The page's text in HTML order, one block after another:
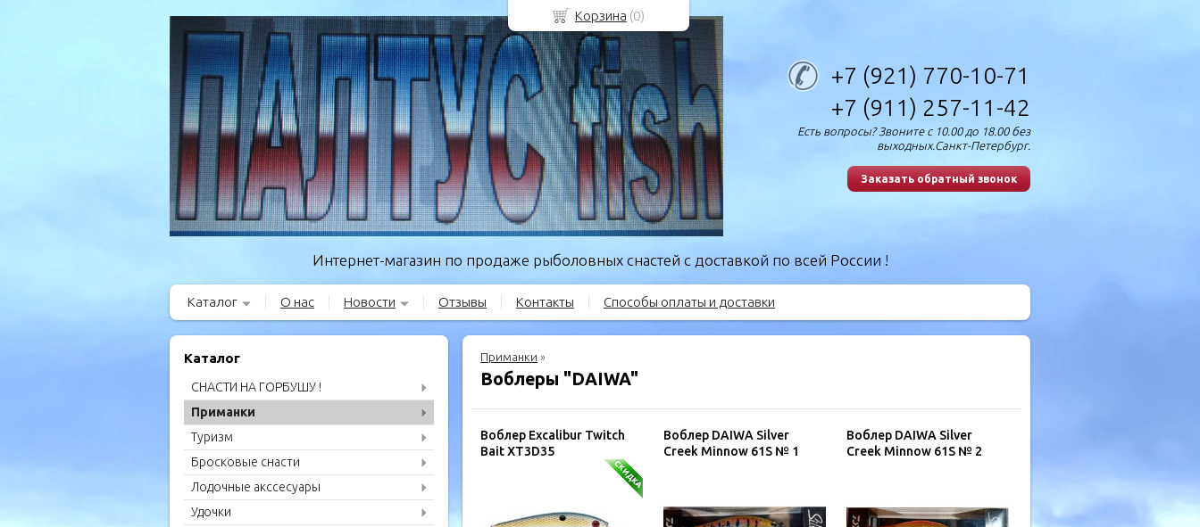
+7 (921) 770-10-71
+7 (911) 257-11-42
Есть вопросы? Звоните с 10.00 до 18.00 без
выходных.Санкт-Петербург.
Заказать обратный звонок
Интернет-магазин по продаже рыболовных снастей с доставкой по всей России !
Каталог О нас Новости Отзывы Контакты Способы оплаты и доставки
Каталог
СНАСТИ НА ГОРБУШУ !
Приманки
Туризм
Бросковые снасти
Лодочные акссесуары
Удочки
Приманки »
Воблеры "DAIWA"
Воблер Excalibur Twitch
Bait XT3D35
Воблер DAIWA Silver
Creek Minnow 61S № 1
Воблер DAIWA Silver
Creek Minnow 61S № 2
Корзина (0)